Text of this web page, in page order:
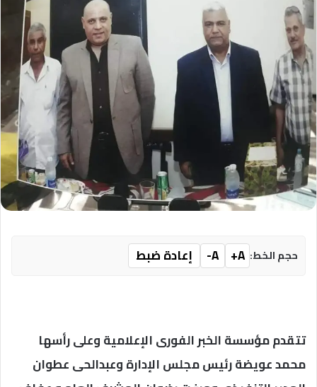
حجم الخط: A+
A- إعادة ضبط
تتقدم مؤسسة الخبر الفورى الإعلامية وعلى رأسها
محمد عويضة رئيس مجلس الإدارة وعبدالحى عطوان